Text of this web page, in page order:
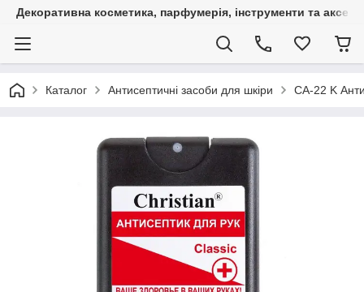
Декоративна косметика, парфумерія, інструменти та
Каталог Антисептичні засоби для шкіри CA-22 K